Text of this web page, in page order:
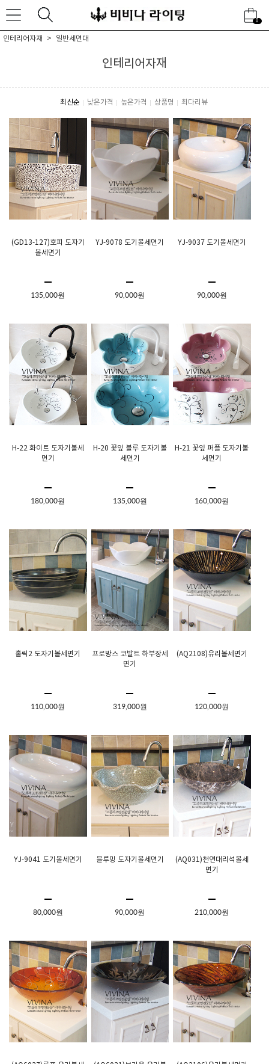
0
인테리어자재 일반세면대
인테리어자재
최신순 낮은가격 높은가격 상품명 최다리뷰
(GD13-127)호피 도자기
볼세면기
135,000원
YJ-9078 도기볼세면기
90,000원
YJ-9037 도기볼세면기
90,000원
H-22 화이트 도자기볼세
면기
180,000원
H-20 꽃잎 블루 도자기볼
세면기
135,000원
H-21 꽃잎 퍼플 도자기볼
세면기
160,000원
홀릭2 도자기볼세면기
110,000원
프로방스 코발트 하부장세
면기
319,000원
(AQ2108)유리볼세면기
120,000원
YJ-9041 도기볼세면기
80,000원
블루밍 도자기볼세면기
90,000원
(AQ031)천연대리석볼세
면기
210,000원